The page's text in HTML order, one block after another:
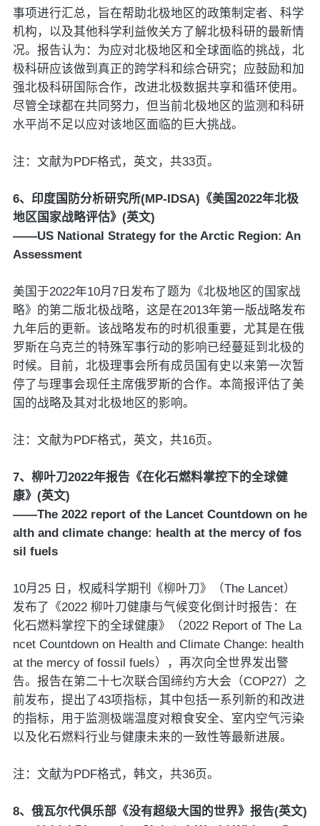
事项进行汇总，旨在帮助北极地区的政策制定者、科学
机构，以及其他科学利益攸关方了解北极科研的最新情
况。报告认为：为应对北极地区和全球面临的挑战，北
极科研应该做到真正的跨学科和综合研究；应鼓励和加
强北极科研国际合作，改进北极数据共享和循环使用。
尽管全球都在共同努力，但当前北极地区的监测和科研
水平尚不足以应对该地区面临的巨大挑战。
注：文献为PDF格式，英文，共33页。
6、印度国防分析研究所(MP-IDSA)《美国2022年北极
地区国家战略评估》(英文)
——US National Strategy for the Arctic Region: An
Assessment
美国于2022年10月7日发布了题为《北极地区的国家战
略》的第二版北极战略，这是在2013年第一版战略发布
九年后的更新。该战略发布的时机很重要，尤其是在俄
罗斯在乌克兰的特殊军事行动的影响已经蔓延到北极的
时候。目前，北极理事会所有成员国有史以来第一次暂
停了与理事会现任主席俄罗斯的合作。本简报评估了美
国的战略及其对北极地区的影响。
注：文献为PDF格式，英文，共16页。
7、柳叶刀2022年报告《在化石燃料掌控下的全球健
康》(英文)
——The 2022 report of the Lancet Countdown on he
alth and climate change: health at the mercy of fos
sil fuels
10月25 日，权威科学期刊《柳叶刀》（The Lancet）
发布了《2022 柳叶刀健康与气候变化倒计时报告：在
化石燃料掌控下的全球健康》（2022 Report of The La
ncet Countdown on Health and Climate Change: health
at the mercy of fossil fuels），再次向全世界发出警
告。报告在第二十七次联合国缔约方大会（COP27）之
前发布，提出了43项指标，其中包括一系列新的和改进
的指标，用于监测极端温度对粮食安全、室内空气污染
以及化石燃料行业与健康未来的一致性等最新进展。
注：文献为PDF格式，韩文，共36页。
8、俄瓦尔代俱乐部《没有超级大国的世界》报告(英文)